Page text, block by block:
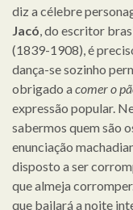
diz a célebre
Jacó , do escritor
(1839-1908), é
dança-se sozinho
obrigado a comer o
expressão popular.
sabermos quem são
enunciação
disposto a ser
que almeja
que bailará a noite